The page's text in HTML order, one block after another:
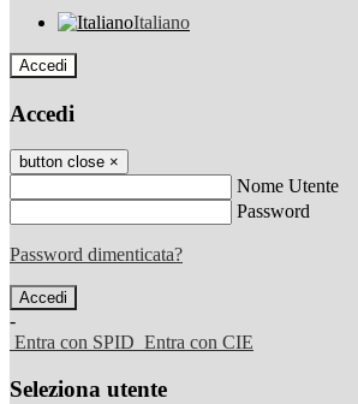
Italiano
Accedi
Accedi
button close ×
Nome Utente
Password
Password dimenticata?
-
Entra con SPID Entra con CIE
Seleziona utente